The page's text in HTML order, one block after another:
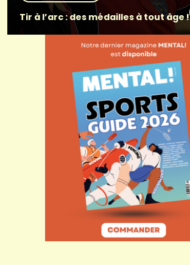
Tir à l’arc : des médailles à tout âge !